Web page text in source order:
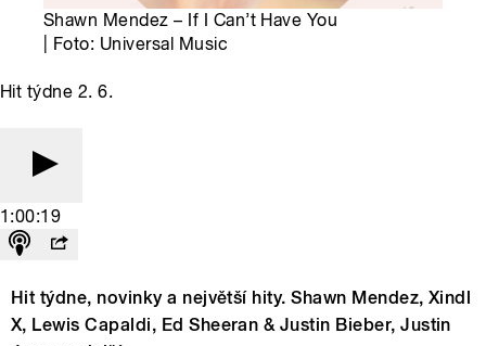
Shawn Mendez – If I Can’t Have You
| Foto: Universal Music
Hit týdne 2. 6.
1:00:19
Hit týdne, novinky a největší hity. Shawn Mendez, Xindl
X, Lewis Capaldi, Ed Sheeran & Justin Bieber, Justin